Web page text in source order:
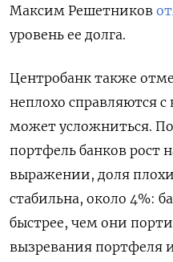
Times в
Максим Решетников
уровень ее долга.
Центробанк также
неплохо справляются
может усложниться.
портфель банков рост
выражении, доля
стабильна, около 4%:
быстрее, чем они
вызревания портфеля